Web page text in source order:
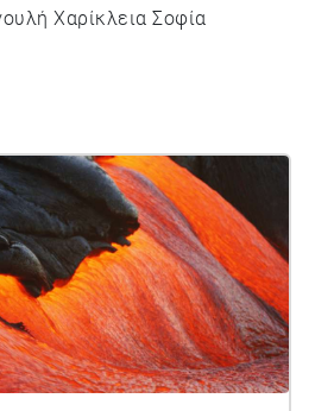
Χαρίκλεια Σοφία